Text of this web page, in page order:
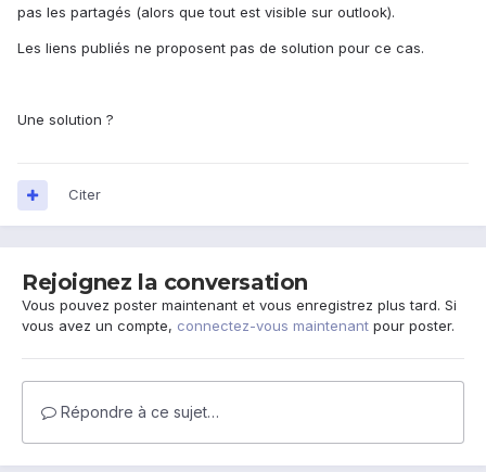
pas les partagés (alors que tout est visible sur outlook).
Les liens publiés ne proposent pas de solution pour ce cas.
Une solution ?
Citer
Rejoignez la conversation
Vous pouvez poster maintenant et vous enregistrez plus tard. Si
vous avez un compte, connectez-vous maintenant pour poster.
Répondre à ce sujet…